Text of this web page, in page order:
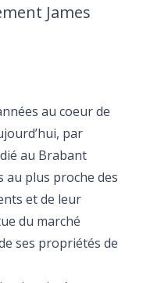
James
au coeur de
par
au Brabant
au plus proche des
et de leur
du marché
ses propriétés de